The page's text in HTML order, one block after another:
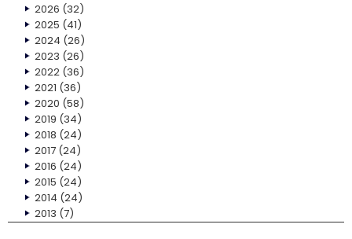
2026 (32)
2025 (41)
2024 (26)
2023 (26)
2022(36)
2021 (36)
2020 (58)
2019 (34)
2018 (24)
2017(24)
2016 (24)
2015 (24)
2014 (24)
2013 (7)